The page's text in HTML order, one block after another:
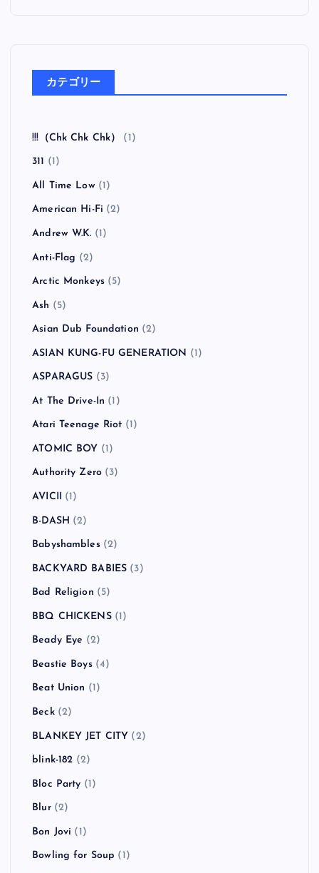
カテゴリー
!!!（Chk Chk Chk） (1)
311 (1)
All Time Low(1)
American Hi-Fi (2)
Andrew W.K. (1)
Anti-Flag (2)
Arctic Monkeys (5)
Ash (5)
Asian Dub Foundation (2)
ASIAN KUNG-FU GENERATION (1)
ASPARAGUS (3)
At The Drive-In (1)
Atari Teenage Riot (1)
ATOMIC BOY (1)
Authority Zero (3)
AVICII (1)
B-DASH (2)
Babyshambles(2)
BACKYARD BABIES (3)
Bad Religion (5)
BBQ CHICKENS(1)
Beady Eye (2)
Beastie Boys(4)
Beat Union (1)
Beck(2)
BLANKEY JET CITY (2)
blink-182 (2)
Bloc Party (1)
Blur(2)
Bon Jovi (1)
Bowling for Soup (1)